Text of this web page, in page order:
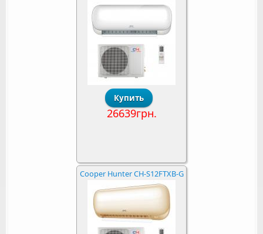
26639грн.
Cooper Hunter CH-S12FTXB-G